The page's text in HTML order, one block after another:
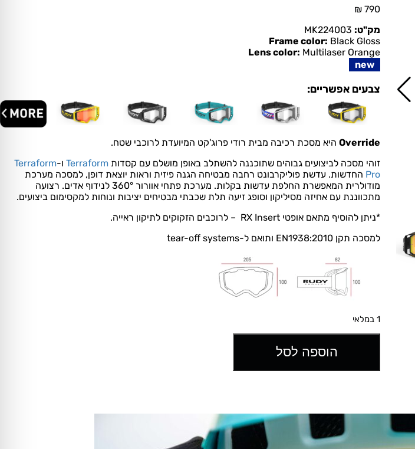
₪ 790
מק"ט:
Frame color: Black Gloss
Lens color: Multilaser Orange
new
צבעים אפשריים:
Overrideהיא מסכת רכיבה מבית רודי פרוג'קט המיועדת לרוכבי שטח.
זוהי מסכה לביצועים גבוהים שתוכננה להשתלב באופן מושלם עם קסדות Terraformו-Terraform
Pro החדשות. עדשת פוליקרבונט רחבה מבטיחה הגנה פיזית וראות יוצאת דופן, למסכה מערכת
מודולרית המאפשרת החלפת עדשות בקלות. מערכת פתחי אוורור 360° לנידוף אדים. רצועה
מתכווננת עם אחיזה מסיליקון וסופג זיעה תלת שכבתי מבטיחים יציבות ונוחות למקסימום ביצועים.
*ניתן להוסיף מתאם אופטי
למסכה תקן EN1938:2010 ותואם ל-tear-off systems
1 במלאי
הוספה לסל